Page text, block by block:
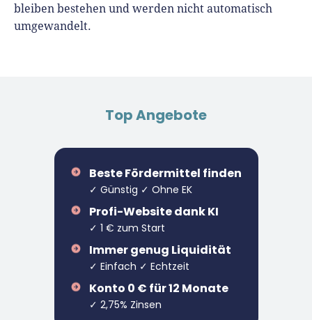
bleiben bestehen und werden nicht automatisch
umgewandelt.
Top Angebote
Beste Fördermittel finden
✓ Günstig ✓ Ohne EK
Profi-Website dank KI
✓ 1 € zum Start
Immer genug Liquidität
✓ Einfach ✓ Echtzeit
Konto 0 € für 12 Monate
✓ 2,75% Zinsen